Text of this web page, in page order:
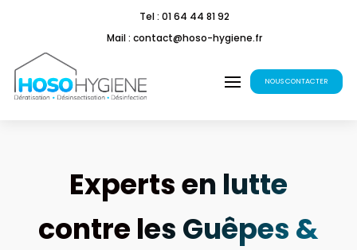
Tel : 01 64 44 81 92
Mail : contact@hoso-hygiene.fr
NOUS CONTACTER
Experts en lutte
contre les Guêpes &